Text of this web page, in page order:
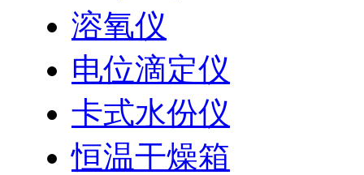
溶氧仪
电位滴定仪
卡式水份仪
恒温干燥箱